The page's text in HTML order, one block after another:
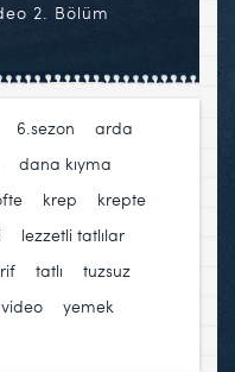
2. Bölüm
6.sezon
arda
dana kıyma
krep
krepte
lezzetli tatlılar
tatlı
tuzsuz
video yemek